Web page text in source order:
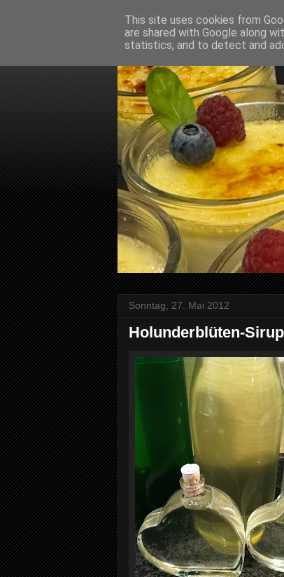
Sonntag, 27. Mai 2012
Holunderblüten-Sirup
This site uses cookies from
are shared with Google along
statistics, and to detect and